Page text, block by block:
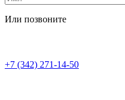
Или позвоните
+7 (342) 271-14-50